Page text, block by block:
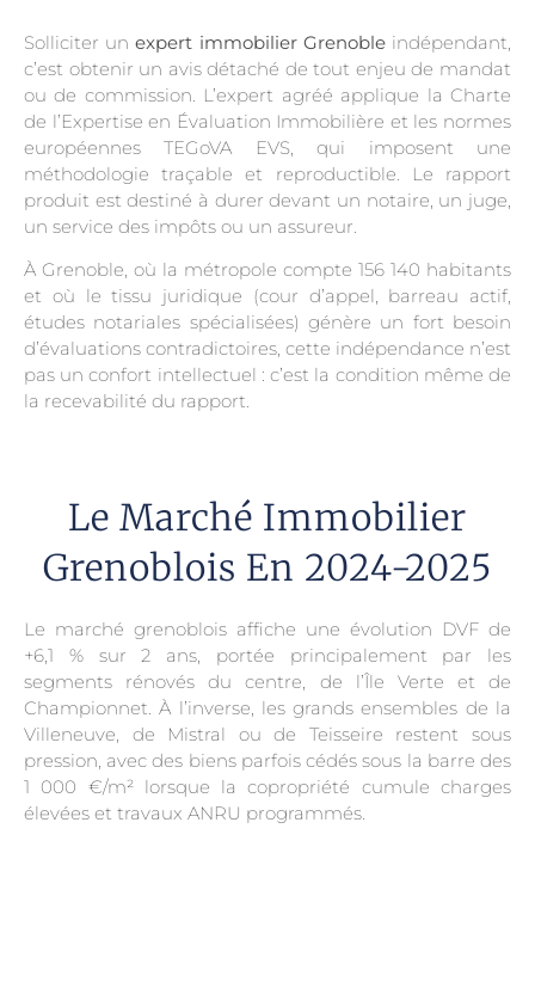
Solliciter unexpert immobilier Grenobleindépendant,
c’est obtenir un avis détaché de tout enjeu de mandat
ou de commission. L’expert agréé applique la Charte
de l’Expertise en Évaluation Immobilière et les normes
européennes TEGoVA EVS, qui imposent une
méthodologie traçable et reproductible. Le rapport
produit est destiné à durer devant un notaire, un juge,
un service des impôts ou un assureur.
À Grenoble, où la métropole compte 156 140 habitants
et où le tissu juridique (cour d’appel, barreau actif,
études notariales spécialisées) génère un fort besoin
d’évaluations contradictoires, cette indépendance n’est
pas un confort intellectuel : c’est la condition même de
la recevabilité du rapport.
Le Marché Immobilier
Grenoblois En 2024-2025
Le marché grenoblois affiche une évolution DVF de
+6,1 % sur 2 ans, portée principalement par les
segments rénovés du centre, de l’Île Verte et de
Championnet. À l’inverse, les grands ensembles de la
Villeneuve, de Mistral ou de Teisseire restent sous
pression, avec des biens parfois cédés sous la barre des
1 000 €/m² lorsque la copropriété cumule charges
élevées et travaux ANRU programmés.